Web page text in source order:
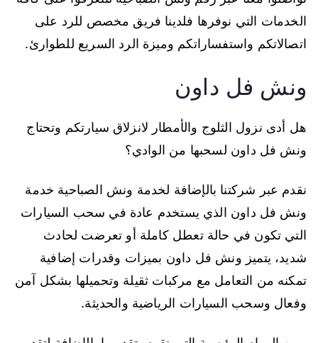
الخدمات التي نوفرها فلدينا فريق مخصص للرد على
اتصالاتكم واستفساراتكم وميزة الرد السريع للطوارئ.
ونش فل داون
هل أدى نزول الثلوج والأمطار لانزلاق سيارتكم وتحتاج
ونش فل داون لسحبها من الوادي؟
نقدم عبر شركتنا بالإضافة لخدمة ونش الصباحية خدمة
ونش فل داون الذي يستخدم عادة في سحب السيارات
التي تكون في حالة تعطل كاملة أو تعرضت لحادث
شديد، يتميز ونش فل داون بميزات وقدرات إضافية
تمكنه من التعامل مع مركبات ثقيلة وتحميلها بشكل آمن
وفعال وسحب السيارات الرياضية والحديثة.